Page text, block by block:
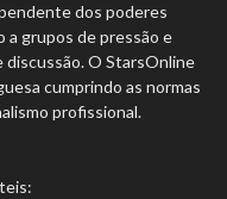
dos poderes
grupos de pressão e
discussão. O StarsOnline
cumprindo as normas
profissional.